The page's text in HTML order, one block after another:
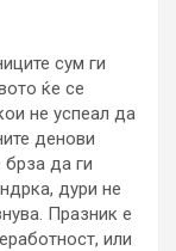
сум ги
ќе се
не успеал да
денови
да ги
дури не
Празник е
или